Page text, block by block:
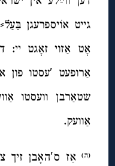
גייט אוֹיספרעגן
אָט אַזוי זאָגט יי:
אַרופעט ′עסטו פון
אַוועק.
(ה) אַז ס′האָבן זיך